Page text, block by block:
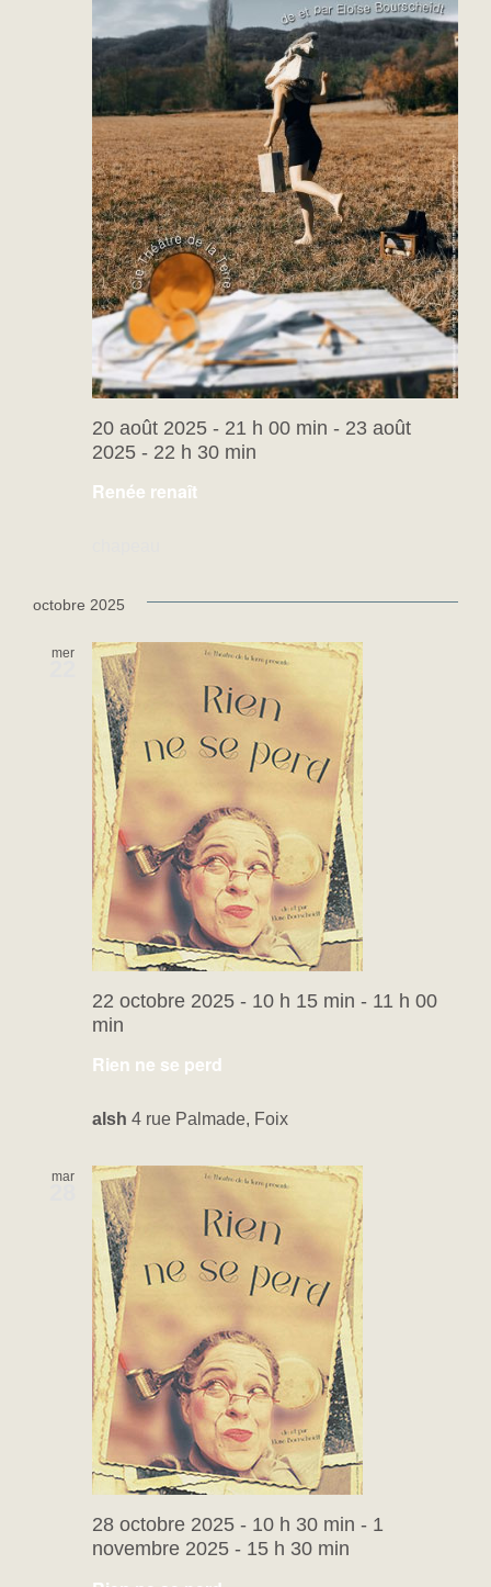
Renée renaît
20 août 2025 - 21 h 00 min - 23 août
2025 - 22 h 30 min
octobre 2025
mer
Rien ne se perd
22 octobre 2025 - 10 h 15 min - 11 h 00
min
alsh 4 rue Palmade, Foix
mar
28 octobre 2025 - 10 h 30 min - 1
novembre 2025 - 15 h 30 min